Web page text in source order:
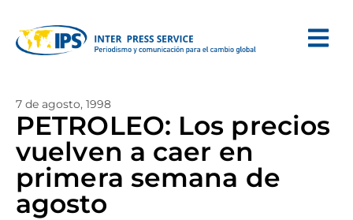
7 de agosto, 1998
PETROLEO: Los precios
vuelven a caer en
primera semana de
agosto